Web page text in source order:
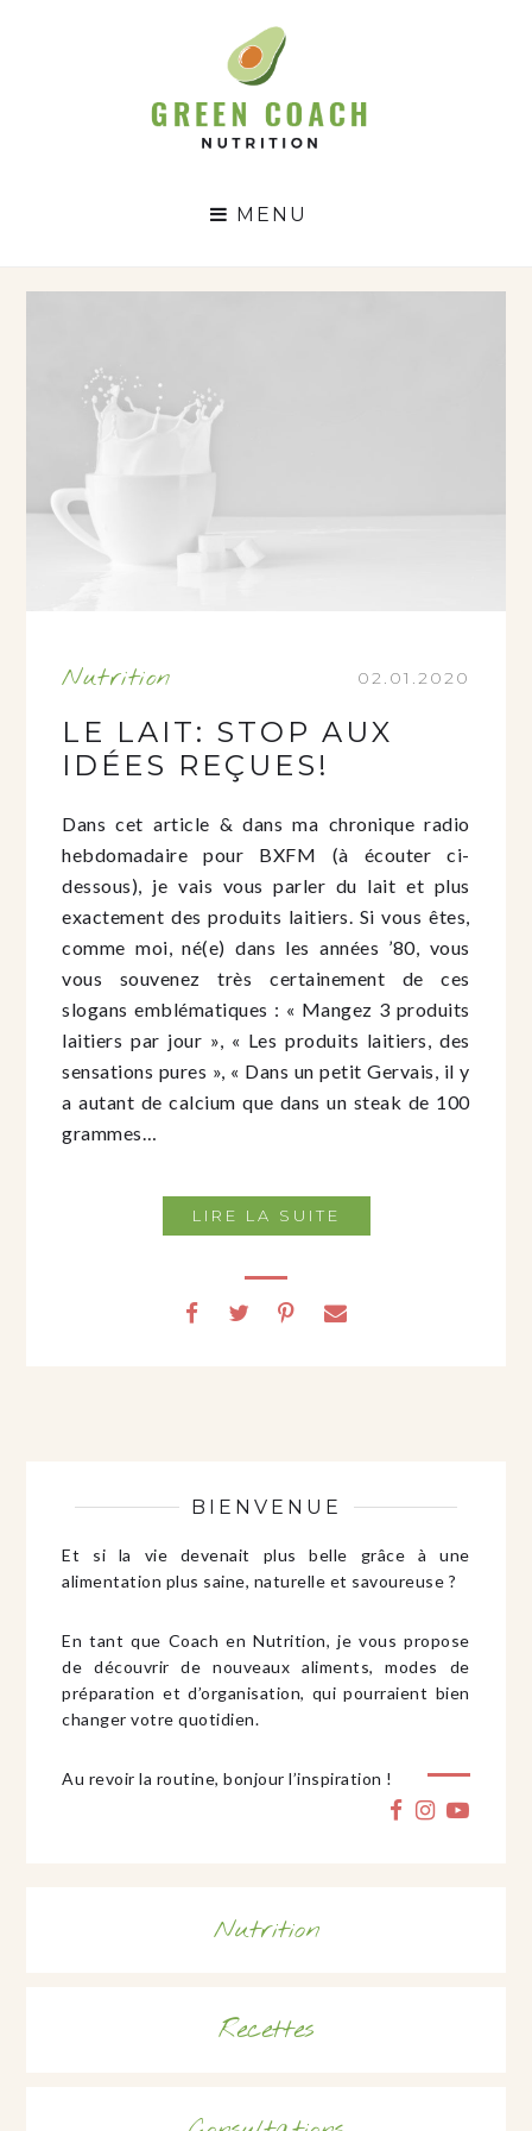
GCN
MENU
Nutrition 02.01.2020
LE LAIT: STOP AUX
IDÉES REÇUES!
Dans cet article & dans ma chronique radio
hebdomadaire pour BXFM (à écouter ci-
dessous), je vais vous parler du lait et plus
exactement des produits laitiers. Si vous êtes,
comme moi, né(e) dans les années ’80, vous
vous souvenez très certainement de ces
slogans emblématiques : « Mangez 3 produits
laitiers par jour », « Les produits laitiers, des
sensations pures », « Dans un petit Gervais, il y
a autant de calcium que dans un steak de 100
grammes…
LIRE LA SUITE
BIENVENUE
Et si la vie devenait plus belle grâce à une
alimentation plus saine, naturelle et savoureuse ?
En tant que Coach en Nutrition, je vous propose
de découvrir de nouveaux aliments, modes de
préparation et d’organisation, qui pourraient bien
changer votre quotidien.
Au revoir la routine, bonjour l’inspiration !
Nutrition
Recettes